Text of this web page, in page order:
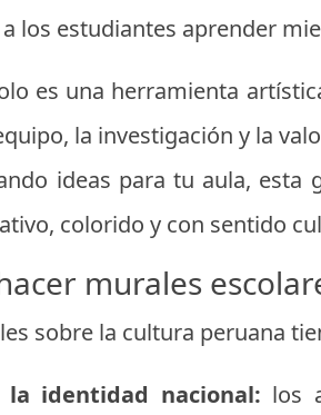
los estudiantes aprender
es una herramienta
la investigación y la
ideas para tu aula,
colorido y con sentido
murales
sobre la cultura peruana
la identidad nacional: los